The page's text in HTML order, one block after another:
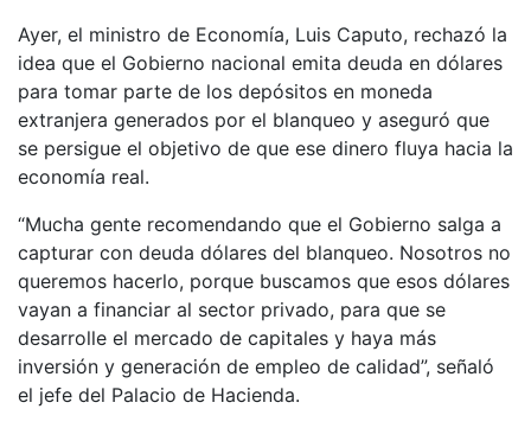
Ayer, el ministro de Economía, Luis Caputo, rechazó la
idea que el Gobierno nacional emita deuda en dólares
para tomar parte de los depósitos en moneda
extranjera generados por el blanqueo y aseguró que
se persigue el objetivo de que ese dinero fluya hacia la
economía real.
“Mucha gente recomendando que el Gobierno salga a
capturar con deuda dólares del blanqueo. Nosotros no
queremos hacerlo, porque buscamos que esos dólares
vayan a financiar al sector privado, para que se
desarrolle el mercado de capitales y haya más
inversión y generación de empleo de calidad”, señaló
el jefe del Palacio de Hacienda.